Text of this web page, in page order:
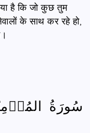
है कि जो कुछ तुम
के साथ कर रहे हो,
سُورَةُ